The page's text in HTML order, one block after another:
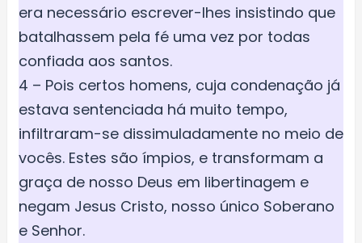
era necessário escrever-lhes insistindo que
batalhassem pela fé uma vez por todas
confiada aos santos.
4 – Pois certos homens, cuja condenação já
estava sentenciada há muito tempo,
infiltraram-se dissimuladamente no meio de
vocês. Estes são ímpios, e transformam a
graça de nosso Deus em libertinagem e
negam Jesus Cristo, nosso único Soberano
e Senhor.